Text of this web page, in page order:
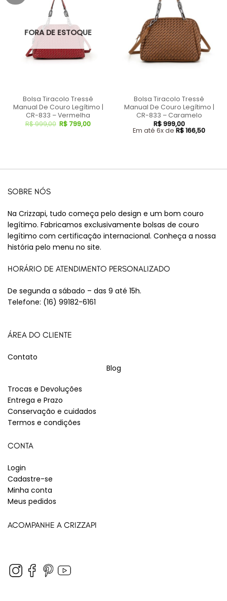
FORA DE ESTOQUE
Bolsa Tiracolo Tressê
Manual De Couro Legítimo |
CR-833 – Vermelha
R$999,00 R$ 799,00
Bolsa Tiracolo Tressê
Manual De Couro Legítimo |
CR-833 – Caramelo
R$999,00
Em até 6x de R$166,50
SOBRE NÓS
Na Crizzapi, tudo começa pelo design e um bom couro
legítimo. Fabricamos exclusivamente bolsas de couro
legítimo com certificação internacional. Conheça a nossa
história pelo menu no site.
HORÁRIO DE ATENDIMENTO PERSONALIZADO
De segunda a sábado – das 9 até 15h.
Telefone: (16) 99182-6161
ÁREA DO CLIENTE
Contato
Blog
Trocas e Devoluções
Entrega e Prazo
Conservação e cuidados
Termos e condições
CONTA
Login
Cadastre-se
Minha conta
Meus pedidos
ACOMPANHE A CRIZZAPI